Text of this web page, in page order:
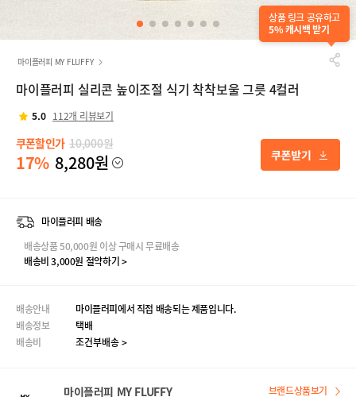
상품 링크 공유하고
5% 캐시백 받기
마이플러피 MY FLUFFY
마이플러피 실리콘 높이조절 식기 착착보울 그릇 4컬러
5.0 112개 리뷰보기
쿠폰할인가 10,000원
17% 8,280원
마이플러피 배송
배송상품 50,000원 이상 구매시 무료배송
배송비 3,000원 절약하기 >
배송안내
마이플러피에서 직접 배송되는 제품입니다.
배송정보
택배
배송비
조건부배송 >
마이플러피 MY FLUFFY 브랜드상품보기